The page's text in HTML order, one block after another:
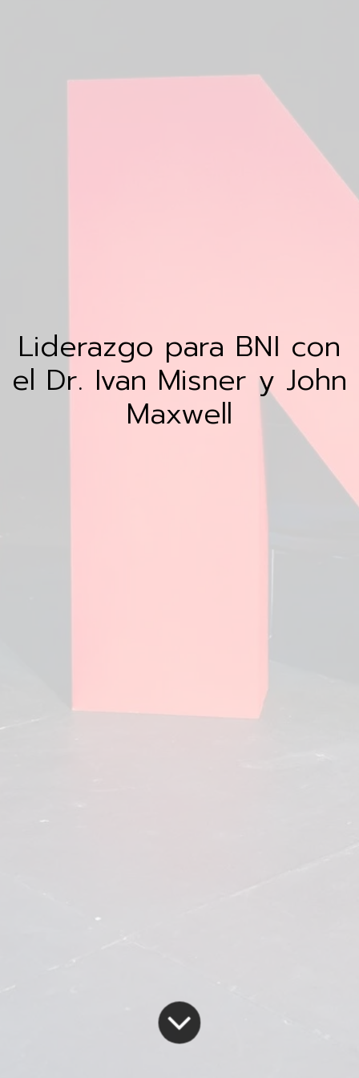
Liderazgo para BNI con
el Dr. Ivan Misner y John
Maxwell